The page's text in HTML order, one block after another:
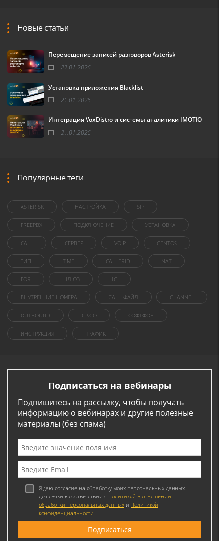
Новые статьи
Перемещение записей разговоров Asterisk
22.01.2026
Установка приложения Blacklist
21.01.2026
Интеграция VoxDistro и системы аналитики IMOTIO
21.01.2026
Популярные теги
ASTERISK НАСТРОЙКА SIP
FREEPBX ПОДКЛЮЧЕНИЕ УСТАНОВКА
CALL СЕРВЕР VOIP CENTOS
ТИП TIME CALLERID NAT
FOR ШЛЮЗ 1C
ВНУТРЕННИЕ НОМЕРА CALL-ФАЙЛ CHANNEL
OUTBOUND CISCO СОФТФОН
ИНСТРУКЦИЯ ТРАФИК
Подписаться на вебинары
Подпишитесь на рассылку, чтобы получать
информацию о вебинарах и другие полезные
материалы (без спама)
Я даю согласие на обработку моих персональных данных
для связи в соответствии с Политикой в отношении
обработки персональных данных и Политикой
конфиденциальности